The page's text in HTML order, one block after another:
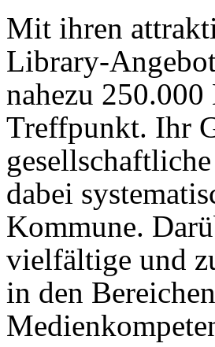
Mit ihren
Library-
nahezu
Treffpunkt. Ihr
dabei
Kommune.
vielfältige und
in den